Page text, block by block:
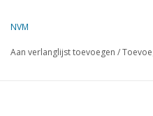
NVM
Aan verlanglijst toevoegen /